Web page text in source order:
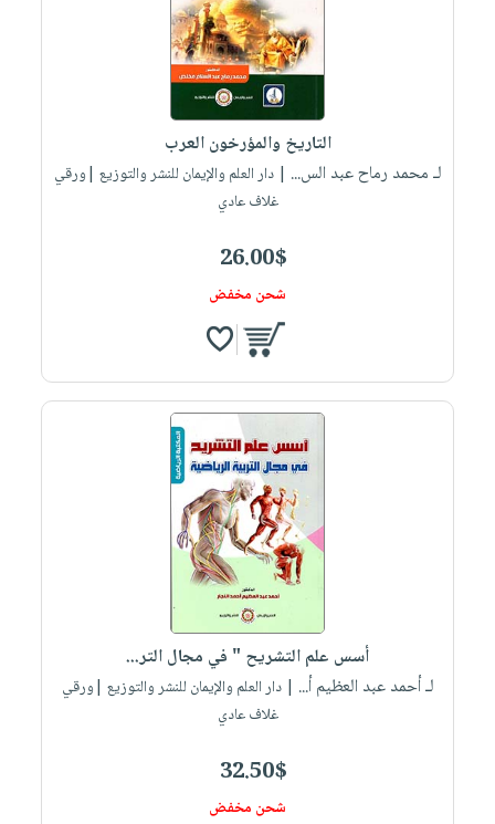
التاريخ والمؤرخون العرب
لـ محمد رماح عبد الس... | دار العلم والإيمان للنشر والتوزيع |ورقي
غلاف عادي
26.00$
شحن مخفض
أسس علم التشريح " في مجال التر...
لـ أحمد عبد العظيم أ... | دار العلم والإيمان للنشر والتوزيع |ورقي
غلاف عادي
32.50$
شحن مخفض